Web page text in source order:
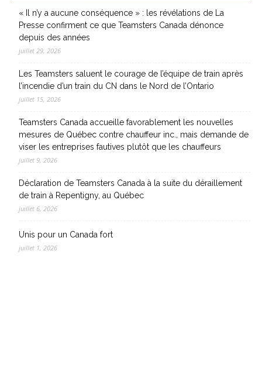
« Il n’y a aucune conséquence » : les révélations de La
Presse confirment ce que Teamsters Canada dénonce
depuis des années
juillet 29, 2026
Les Teamsters saluent le courage de l’équipe de train après
l’incendie d’un train du CN dans le Nord de l’Ontario
juillet 15, 2026
Teamsters Canada accueille favorablement les nouvelles
mesures de Québec contre chauffeur inc., mais demande de
viser les entreprises fautives plutôt que les chauffeurs
juillet 9, 2026
Déclaration de Teamsters Canada à la suite du déraillement
de train à Repentigny, au Québec
juillet 6, 2026
Unis pour un Canada fort
juillet 1, 2026